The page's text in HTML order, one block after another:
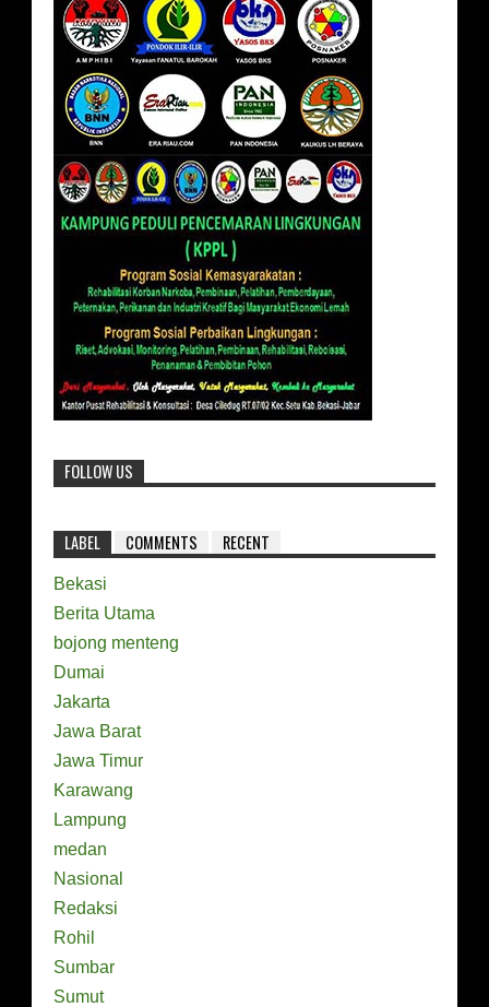
FOLLOW US
LABEL COMMENTS RECENT
Bekasi
Berita Utama
bojong menteng
Dumai
Jakarta
Jawa Barat
Jawa Timur
Karawang
Lampung
medan
Nasional
Redaksi
Rohil
Sumbar
Sumut